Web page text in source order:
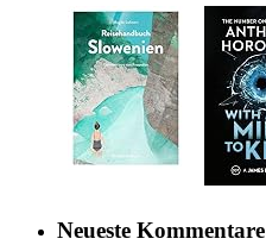
Neueste Kommentare